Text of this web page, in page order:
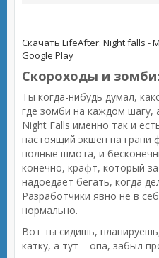
Скачать LifeAfter: Night falls -
Google Play
Скороходы и
Ты когда-нибудь думал,
где зомби на каждом шагу,
Night Falls именно так и
настоящий экшен на грани
полные шмота, и
конечно, крафт, который
надоедает бегать, когда
Разработчики явно не в
нормально.
Вот ты сидишь,
катку, а тут – опа, забыл